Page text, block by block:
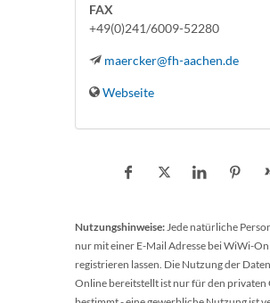
FAX
+49(0)241/6009-52280
maercker@fh-aachen.de
Webseite
Nutzungshinweise:Jede natürliche
nur mit einer E-Mail Adresse bei WiWi-
registrieren lassen. Die Nutzung der
Online bereitstellt ist nur für den privaten